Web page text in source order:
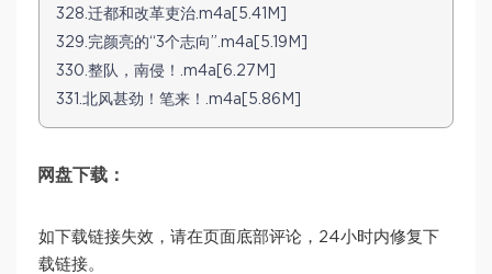
328.迁都和改革吏治.m4a[5.41M]
329.完颜亮的“3个志向”.m4a[5.19M]
330.整队，南侵！.m4a[6.27M]
331.北风甚劲！笔来！.m4a[5.86M]
网盘下载：
如下载链接失效，请在页面底部评论，24小时内修复下
载链接。